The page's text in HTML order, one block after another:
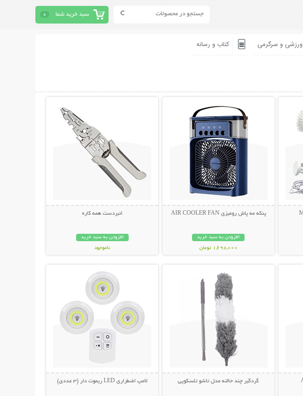
سبد خرید شما 0
ورزشی و سرگرمی کتاب و رسانه
پنکه مه پاش رومیزی AIR COOLER FAN
افزودن به سبد خرید
1,698,000 تومان
انبردست همه کاره
افزودن به سبد خرید
ناموجود
گردگیر چند حالته مدل تاشو تلسکوپی لامپ اضطراری LED ریموت دار (3 عددی)